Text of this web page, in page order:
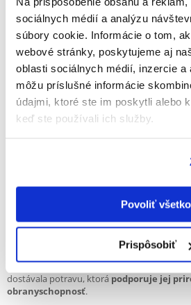
sociálnych médií a analýzu
súbory cookie. Informácie o tom,
webové stránky, poskytujeme aj
oblasti sociálnych médií, inzercie a
môžu príslušné informácie
údajmi, ktoré ste im poskytli alebo
keď ste používali ich služby.
Povoliť všetko
Prispôsobiť
Patentovaný systém antioxidantov (vit. C,
taurín) a polyfenoly zo zeleného čaju a
imunitný systém, glukozamín a chondroitín
nenasýtené mastné kyseliny (EPA-HDHA)
mačky (1 – 7 rokov) s častým pohybom
Mačky, ktoré milujú byť vonku a trávia tam
infekciami ako domáce mačky. Taktiež čelia
ako sú boje s ostatnými mačkami alebo
podmienkam počasia. Ak vaša mačka
dostávala potravu, ktorá podporuje jej
obranyschopnosť.